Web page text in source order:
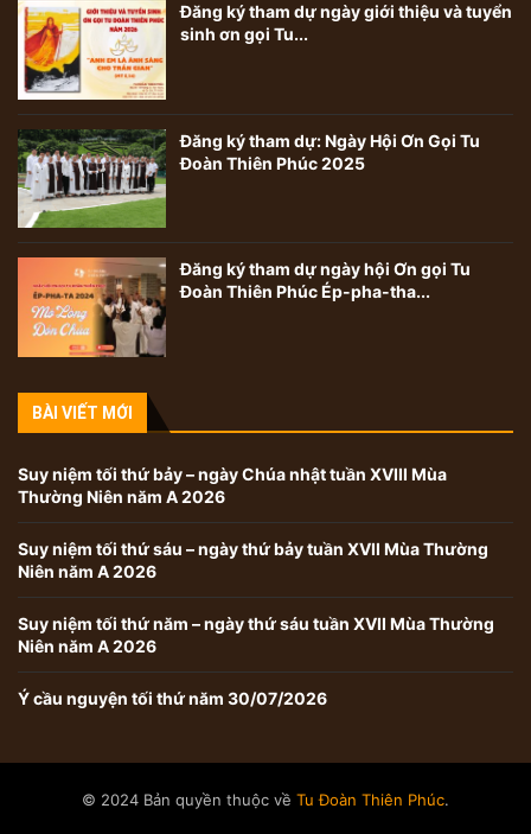
Đăng ký tham dự ngày giới thiệu và tuyển
sinh ơn gọi Tu...
Đăng ký tham dự: Ngày Hội Ơn Gọi Tu
Đoàn Thiên Phúc 2025
Đăng ký tham dự ngày hội Ơn gọi Tu
Đoàn Thiên Phúc Ép-pha-tha...
BÀI VIẾT MỚI
Suy niệm tối thứ bảy – ngày Chúa nhật tuần XVIII Mùa
Thường Niên năm A 2026
Suy niệm tối thứ sáu – ngày thứ bảy tuần XVII Mùa Thường
Niên năm A 2026
Suy niệm tối thứ năm – ngày thứ sáu tuần XVII Mùa Thường
Niên năm A 2026
Ý cầu nguyện tối thứ năm 30/07/2026
© 2024 Bản quyền thuộc về Tu Đoàn Thiên Phúc.